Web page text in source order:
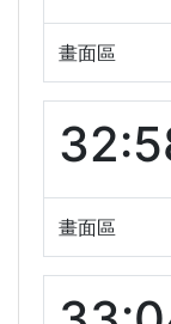
畫面區
畫面區